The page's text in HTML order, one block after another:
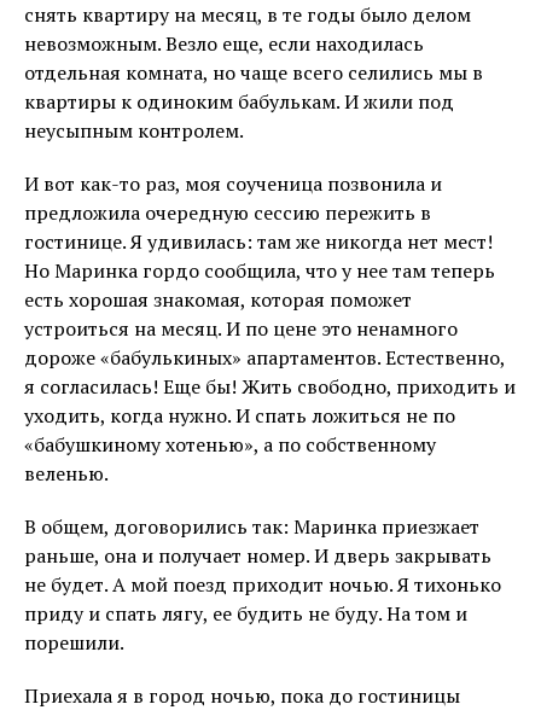
снять квартиру на месяц, в те годы было делом
невозможным. Везло еще, если находилась
отдельная комната, но чаще всего селились мы в
квартиры к одиноким бабулькам. И жили под
неусыпным контролем.
И вот как-то раз, моя соученица позвонила и
предложила очередную сессию пережить в
гостинице. Я удивилась: там же никогда нет мест!
Но Маринка гордо сообщила, что у нее там теперь
есть хорошая знакомая, которая поможет
устроиться на месяц. И по цене это ненамного
дороже «бабулькиных» апартаментов. Естественно,
я согласилась! Еще бы! Жить свободно, приходить и
уходить, когда нужно. И спать ложиться не по
«бабушкиному хотенью», а по собственному
веленью.
В общем, договорились так: Маринка приезжает
раньше, она и получает номер. И дверь закрывать
не будет. А мой поезд приходит ночью. Я тихонько
приду и спать лягу, ее будить не буду. На том и
порешили.
Приехала я в город ночью, пока до гостиницы